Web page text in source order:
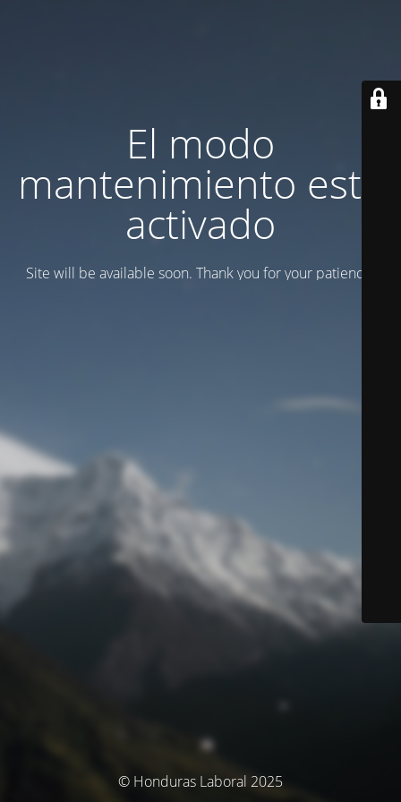
El modo
mantenimiento está
activado
Site will be available soon. Thank you for your patience!
© Honduras Laboral 2025